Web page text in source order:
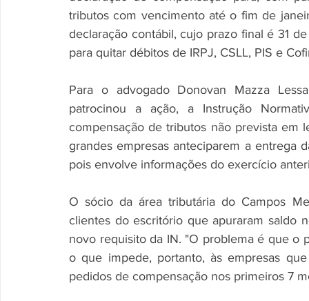
tributos com vencimento até o fim de
declaração contábil, cujo prazo final é 31
para quitar débitos de IRPJ, CSLL, PIS e
Para o advogado Donovan Mazza
patrocinou a ação, a Instrução
compensação de tributos não prevista em
grandes empresas anteciparem a entrega
pois envolve informações do exercício
O sócio da área tributária do Campos
clientes do escritório que apuraram saldo
novo requisito da IN. "O problema é que o
o que impede, portanto, às empresas
pedidos de compensação nos primeiros 7